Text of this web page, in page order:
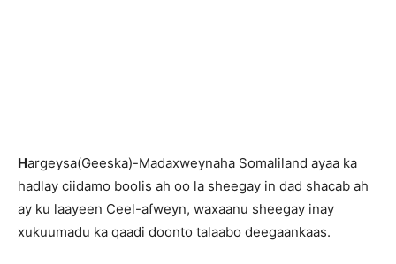
Hargeysa(Geeska)-Madaxweynaha Somaliland ayaa ka
hadlay ciidamo boolis ah oo la sheegay in dad shacab ah
ay ku laayeen Ceel-afweyn, waxaanu sheegay inay
xukuumadu ka qaadi doonto talaabo deegaankaas.